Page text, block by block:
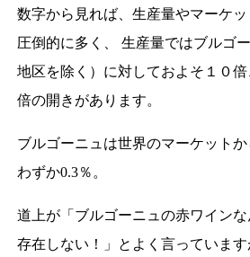
数字から見れば、生産量やマーケ
圧倒的に多く、 生産量ではブルゴ
地区を除く）に対しておよそ１０
倍の開きがあります。
ブルゴーニュは世界のマーケット
わずか0.3％。
道上が「ブルゴーニュの赤ワイン
存在しない！」とよく言っていま